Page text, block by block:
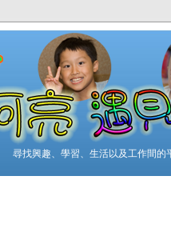
尋找興趣、學習、生活以及工作間的